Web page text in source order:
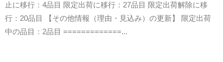
止に移行：4品目 限定出荷に移行：27品目 限定出荷解除に移
行：20品目 【その他情報（理由・見込み）の更新】 限定出荷
中の品目：2品目 =============...